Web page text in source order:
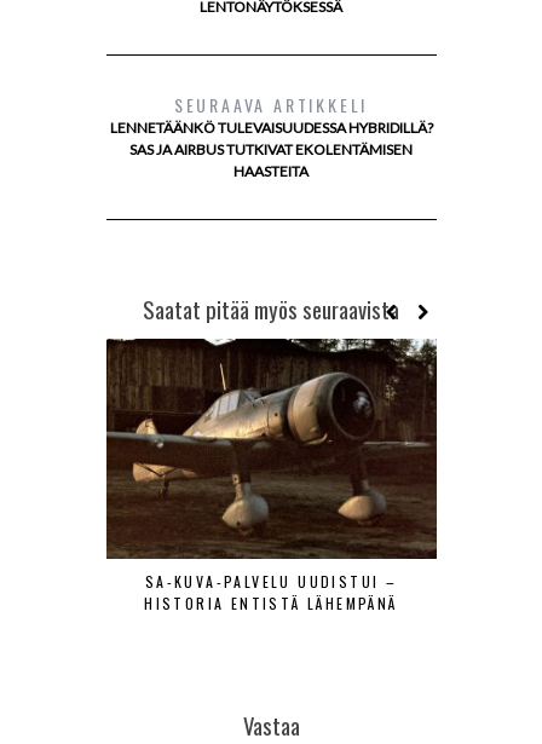
LENTONÄYTÖKSESSÄ
SEURAAVA ARTIKKELI
LENNETÄÄNKÖ TULEVAISUUDESSA HYBRIDILLÄ?
SAS JA AIRBUS TUTKIVAT EKOLENTÄMISEN
HAASTEITA
Saatat pitää myös seuraavista
SA-KUVA-PALVELU UUDISTUI –
HISTORIA ENTISTÄ LÄHEMPÄNÄ
Vastaa